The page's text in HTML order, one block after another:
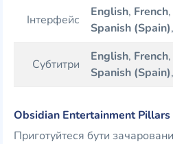
Інтерфейс
English, French,
Spanish (Spain),
Субтитри
English, French,
Spanish (Spain),
Obsidian Entertainment
Приготуйтеся бути